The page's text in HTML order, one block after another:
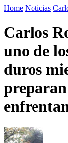
Home Noticias
Carlos
uno de
duros